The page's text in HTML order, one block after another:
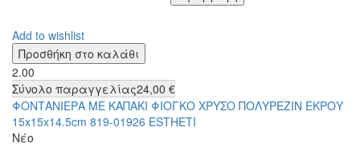
Add to wishlist
2.00
Σύνολο παραγγελίας24,00 €
ΦΟΝΤΑΝΙΕΡΑ ΜΕ ΚΑΠΑΚΙ ΦΙΟΓΚΟ ΧΡΥΣΟ ΠΟΛΥΡΕΖΙΝ ΕΚΡΟΥ
15x15x14.5cm 819-01926 ESTHETI
Νέο